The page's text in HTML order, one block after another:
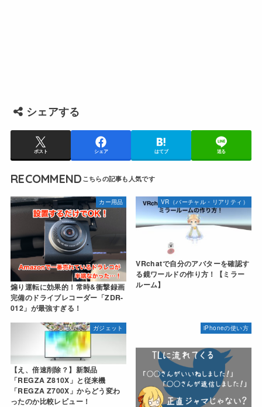
シェアする
ポスト シェア はてブ 送る
RECOMMEND
カー用品
煽り運転に効果的！常時&衝撃録画
完備のドライブレコーダー「ZDR-
012」が最強すぎる！
VR（バーチャル・リアリティ）
VRchatで自分のアバターを確認す
る鏡ワールドの作り方！【ミラー
ルーム】
ガジェット
【え、倍速削除？】新製品
「REGZA Z810X」と従来機
「REGZA Z700X」からどう変わ
ったのか比較レビュー！
iPhoneの使い方